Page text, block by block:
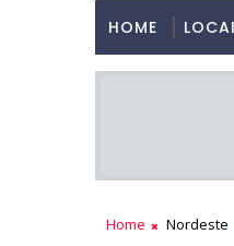
HOME
Home Nordeste